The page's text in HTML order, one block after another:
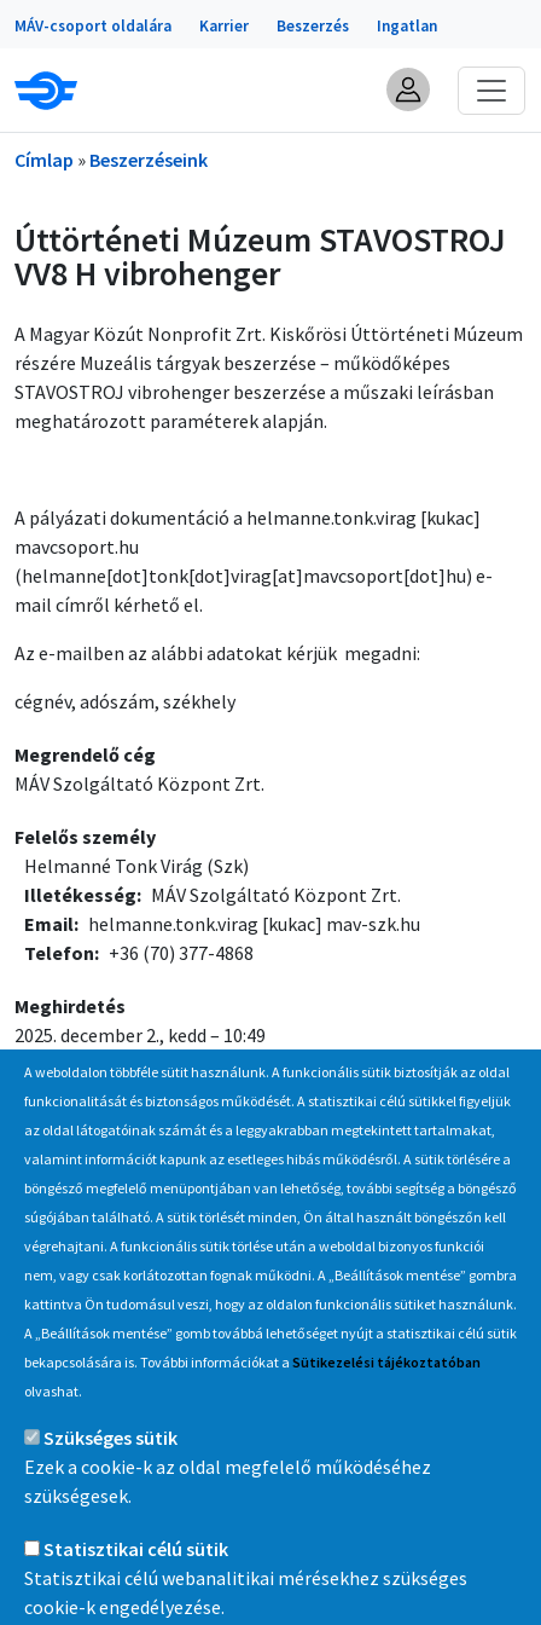
Ugrás a tartalomra
Portálok
MÁV-csoport oldalára Karrier Beszerzés Ingatlan
Morzsa
Címlap Beszerzéseink
Úttörténeti Múzeum STAVOSTROJ
VV8 H vibrohenger
A Magyar Közút Nonprofit Zrt. Kiskőrösi Úttörténeti Múzeum
részére Muzeális tárgyak beszerzése – működőképes
STAVOSTROJ vibrohenger beszerzése a műszaki leírásban
meghatározott paraméterek alapján.
A pályázati dokumentáció a helmanne.tonk.virag [kukac]
mavcsoport.hu
(helmanne[dot]tonk[dot]virag[at]mavcsoport[dot]hu) e-
mail címről kérhető el.
Az e-mailben az alábbi adatokat kérjük megadni:
cégnév, adószám, székhely
Megrendelő cég
MÁV Szolgáltató Központ Zrt.
Felelős személy
Helmanné Tonk Virág (Szk)
Illetékesség
MÁV Szolgáltató Központ Zrt.
Email
helmanne.tonk.virag [kukac] mav-szk.hu
Telefon
+36 (70) 377-4868
Meghirdetés
2025. december 2., kedd – 10:49
Jelentkezési / beadási határidő
2025. december 17., szerda – 14:00
Hírlevél
Iratkozzon fel Beszerzés Hírlevél szolgáltatásunkra, hogy értesüljön
a MÁV-csoport által indított új beszerzési eljárásokról, anyag,
eszközértékesítési akciókról.
Érdekel
Információ
MÁV-csoport
A weboldalon többféle sütit használunk. A funkcionális sütik biztosítják az oldal
funkcionalitását és biztonságos működését. A statisztikai célú sütikkel figyeljük
az oldal látogatóinak számát és a leggyakrabban megtekintett tartalmakat,
valamint információt kapunk az esetleges hibás működésről. A sütik törlésére a
böngésző megfelelő menüpontjában van lehetőség, további segítség a böngésző
súgójában található. A sütik törlését minden, Ön által használt böngészőn kell
végrehajtani. A funkcionális sütik törlése után a weboldal bizonyos funkciói
nem, vagy csak korlátozottan fognak működni. A „Beállítások mentése” gombra
kattintva Ön tudomásul veszi, hogy az oldalon funkcionális sütiket használunk.
A „Beállítások mentése” gomb továbbá lehetőséget nyújt a statisztikai célú sütik
bekapcsolására is. További információkat a Sütikezelési tájékoztatóban
olvashat.
Szükséges sütik
Ezek a cookie-k az oldal megfelelő működéséhez
szükségesek.
Statisztikai célú sütik
Statisztikai célú webanalitikai mérésekhez szükséges
cookie-k engedélyezése.